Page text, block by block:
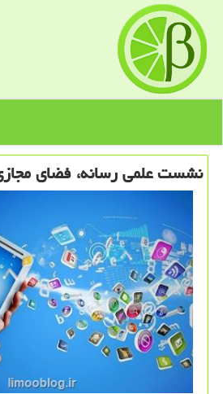
نشست علمی رسانه، فضای